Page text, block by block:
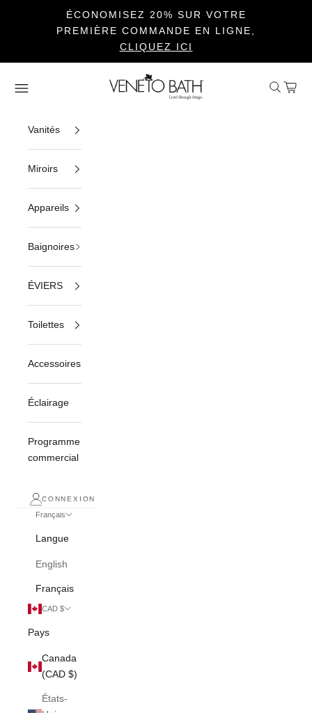
ÉCONOMISEZ 20% SUR VOTRE
PREMIÈRE COMMANDE EN LIGNE,
CLIQUEZ ICI
Veneto Bath
Ouvrir la navigation Ouvrir la
Voir
Vanités
Miroirs
Appareils
Baignoires
ÉVIERS
Toilettes
Accessoires
Éclairage
Programme
commercial
CONNEXION
CAD $
Pays
Canada
(CAD $)
États-
Français
Langue
English
Français